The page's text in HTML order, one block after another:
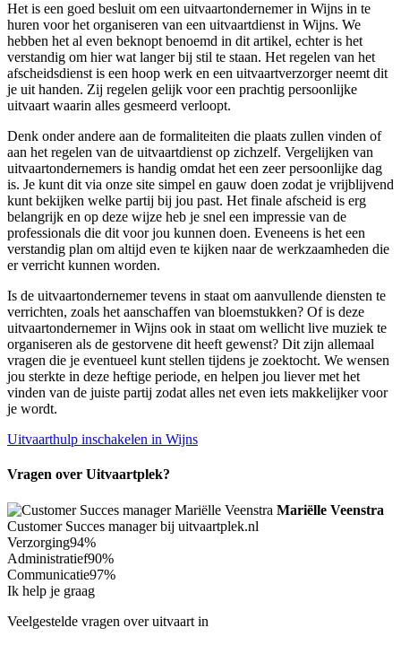
Het is een goed besluit om een uitvaartondernemer in Wijns in te
huren voor het organiseren van een uitvaartdienst in Wijns. We
hebben het al even beknopt benoemd in dit artikel, echter is het
verstandig om hier wat langer bij stil te staan. Het regelen van het
afscheidsdienst is een hoop werk en een uitvaartverzorger neemt dit
je uit handen. Zij regelen gelijk voor een prachtig persoonlijke
uitvaart waarin alles gesmeerd verloopt.
Denk onder andere aan de formaliteiten die plaats zullen vinden of
aan het regelen van de uitvaartdienst op zichzelf. Vergelijken van
uitvaartondernemers is handig omdat het een zeer persoonlijke dag
is. Je kunt dit via onze site simpel en gauw doen zodat je vrijblijvend
kunt bekijken welke partij bij jou past. Het finale afscheid is erg
belangrijk en op deze wijze heb je snel een impressie van de
professionals die dit voor jou kunnen doen. Eveneens is het een
verstandig plan om altijd even te kijken naar de werkzaamheden die
er verricht kunnen worden.
Is de uitvaartondernemer tevens in staat om aanvullende diensten te
verrichten, zoals het aanschaffen van bloemstukken? Of is deze
uitvaartondernemer in Wijns ook in staat om wellicht live muziek te
organiseren als de gestorvene dit heeft gewenst? Dit zijn allemaal
vragen die je eventueel kunt stellen tijdens je zoektocht. We wensen
jou sterkte in deze heftige periode, en helpen jou liever met het
vinden van de juiste partij zodat alles net even iets makkelijker voor
je wordt.
Uitvaarthulp inschakelen in Wijns
Vragen over Uitvaartplek?
Mariëlle Veenstra
Customer Succes manager bij uitvaartplek.nl
Verzorging94%
Administratief90%
Communicatie97%
Ik help je graag
Veelgestelde vragen over uitvaart in